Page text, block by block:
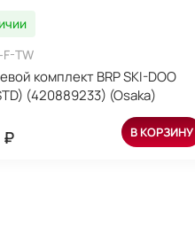
TW
комплект BRP SKI-DOO
(420889233) (Osaka)
₽ В КОРЗИНУ